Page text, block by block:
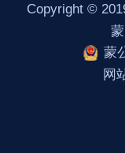
Copyright ©
蒙
网